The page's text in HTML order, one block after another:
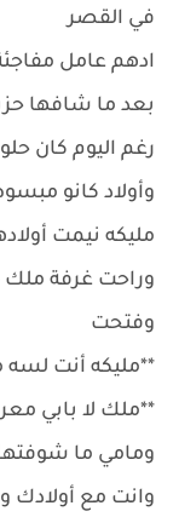
في القصر
ادهم عامل
بعد ما شافها
رغم اليوم كان
وأولاد كانو
مليكه نيمت
وراحت غرفة ملك
وفتحت
**مليكه أنت
**ملك لا بابي
ومامي ما
وانت مع أولادك